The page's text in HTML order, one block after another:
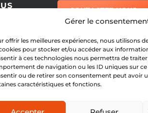
Gérer le
offrir les meilleures expériences, nous utilisons
pour stocker et/ou accéder aux
à ces technologies nous permettra de
de navigation ou les ID uniques sur ce
ou de retirer son consentement peut avoir
caractéristiques et fonctions.
CONTACTEZ-NOUS
rctubize@gmail.com
+32 474 06 27 17